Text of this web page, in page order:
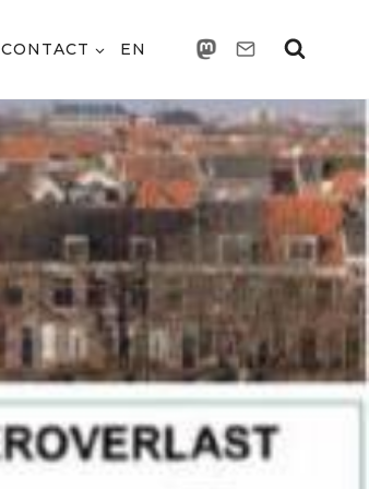
CONTACT EN